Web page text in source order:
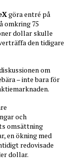
göra entré på
omkring 75
dollar skulle
den tidigare
om
– inte bara för
och
omsättning
en ökning med
redovisade
dollar.